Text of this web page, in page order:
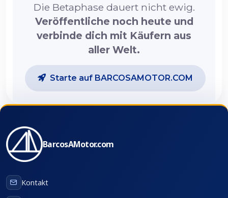
Die Betaphase dauert nicht ewig.
Veröffentliche noch heute und
verbinde dich mit Käufern aus
aller Welt.
Starte auf BARCOSAMOTOR.COM
BarcosAMotor.com
Kontakt